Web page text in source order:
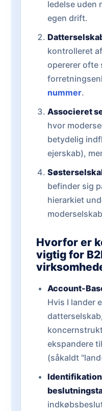
ledelse uden
egen drift.
kontrolleret
opererer ofte
nummer.
Associeret
hvor
betydelig
ejerskab),
befinder sig
hierarkiet
Hvorfor er
vigtig for
Account-
Hvis I lander
ekspandere
(såkaldt